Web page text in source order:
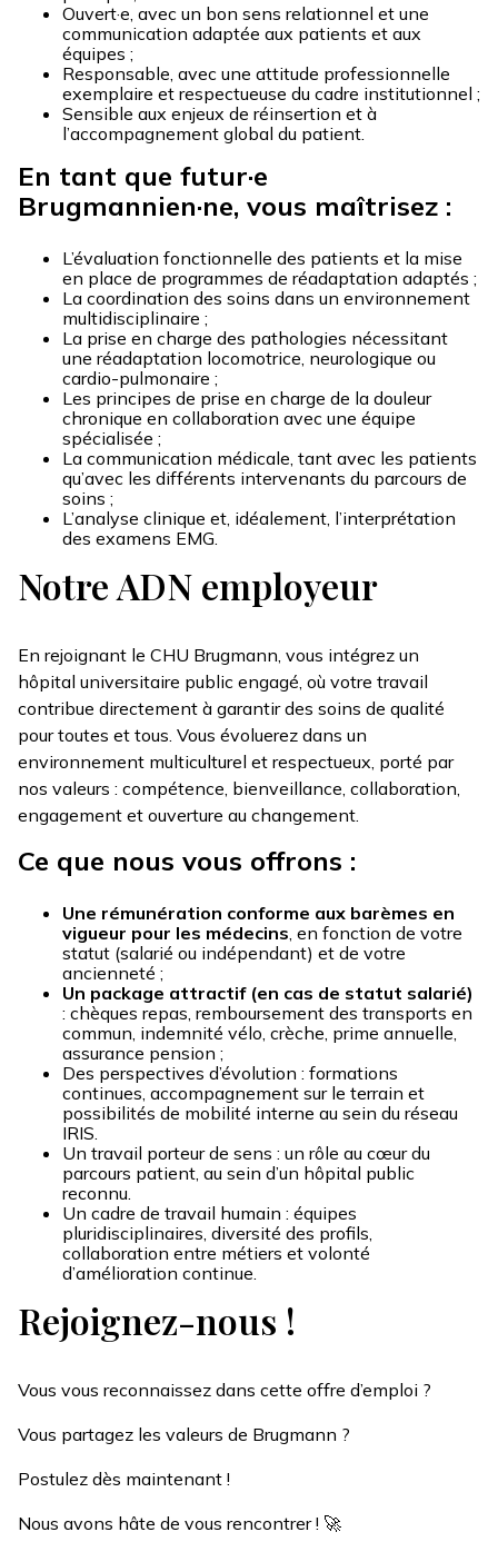
Ouvert·e, avec un bon sens relationnel et une
communication adaptée aux patients et aux
équipes ;
Responsable, avec une attitude professionnelle
exemplaire et respectueuse du cadre institutionnel ;
Sensible aux enjeux de réinsertion et à
l’accompagnement global du patient.
En tant que futur·e
Brugmannien·ne, vous maîtrisez :
L’évaluation fonctionnelle des patients et la mise
en place de programmes de réadaptation adaptés ;
La coordination des soins dans un environnement
multidisciplinaire ;
La prise en charge des pathologies nécessitant
une réadaptation locomotrice, neurologique ou
cardio-pulmonaire ;
Les principes de prise en charge de la douleur
chronique en collaboration avec une équipe
spécialisée ;
La communication médicale, tant avec les patients
qu’avec les différents intervenants du parcours de
soins ;
L’analyse clinique et, idéalement, l’interprétation
des examens EMG.
Notre ADN employeur
En rejoignant le CHU Brugmann, vous intégrez un
hôpital universitaire public engagé, où votre travail
contribue directement à garantir des soins de qualité
pour toutes et tous. Vous évoluerez dans un
environnement multiculturel et respectueux, porté par
nos valeurs : compétence, bienveillance, collaboration,
engagement et ouverture au changement.
Ce que nous vous offrons :
Une rémunération conforme aux barèmes en
vigueur pour les médecins , en fonction de votre
statut (salarié ou indépendant) et de votre
ancienneté ;
Un package attractif (en cas de statut salarié)
: chèques repas, remboursement des transports en
commun, indemnité vélo, crèche, prime annuelle,
assurance pension ;
Des perspectives d’évolution : formations
continues, accompagnement sur le terrain et
possibilités de mobilité interne au sein du réseau
IRIS.
Un travail porteur de sens : un rôle au cœur du
parcours patient, au sein d’un hôpital public
reconnu.
Un cadre de travail humain : équipes
pluridisciplinaires, diversité des profils,
collaboration entre métiers et volonté
d’amélioration continue.
Rejoignez-nous !
Vous vous reconnaissez dans cette offre d’emploi ?
Vous partagez les valeurs de Brugmann ?
Postulez dès maintenant !
Nous avons hâte de vous rencontrer ! 🚀